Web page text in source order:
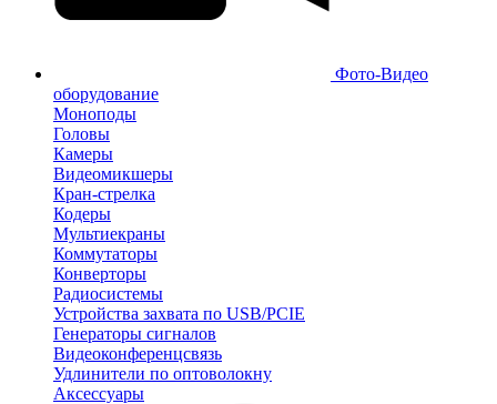
Фото-Видео
оборудование
Моноподы
Головы
Камеры
Видеомикшеры
Кран-стрелка
Кодеры
Мультиекраны
Коммутаторы
Конверторы
Радиосистемы
Устройства захвата по USB/PCIE
Генераторы сигналов
Видеоконференцсвязь
Удлинители по оптоволокну
Аксессуары